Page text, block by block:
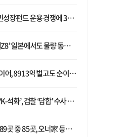
용 경쟁에 33개사 몰렸다…신한·하나 등 새 얼굴 대거 합류
도 물량 동났다…애플 참전 앞두고 선두 수성 ‘시험대’
억 벌고도 순이익 2억…유럽 세부담에 이익 증발
담합’ 수사 착수…“LG·한화·롯데 등 7개 업체, 8개 제품 가격 담합”
너家 등기임원 겸직…BS 46곳·SM 45곳 ‘족벌경영’ 고착화